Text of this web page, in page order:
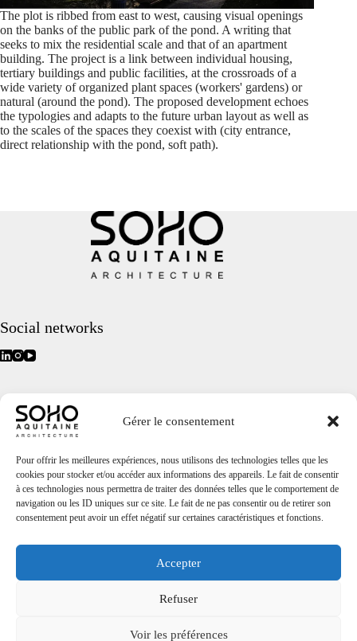
Gérer le consentement
Pour offrir les meilleures expériences, nous utilisons des technologies telles que les
cookies pour stocker et/ou accéder aux informations des appareils. Le fait de consentir
à ces technologies nous permettra de traiter des données telles que le comportement de
navigation ou les ID uniques sur ce site. Le fait de ne pas consentir ou de retirer son
consentement peut avoir un effet négatif sur certaines caractéristiques et fonctions.
Accepter
Refuser
Voir les préférences
The plot is ribbed from east to west, causing visual openings
on the banks of the public park of the pond. A writing that
seeks to mix the residential scale and that of an apartment
building. The project is a link between individual housing,
tertiary buildings and public facilities, at the crossroads of a
wide variety of organized plant spaces (workers' gardens) or
natural (around the pond). The proposed development echoes
the typologies and adapts to the future urban layout as well as
to the scales of the spaces they coexist with (city entrance,
direct relationship with the pond, soft path).
Social networks
Quick access
Home
Agency
Soho Group
Contact
The off
Legal notice
Contact us
agence@soho-aquitaine.com